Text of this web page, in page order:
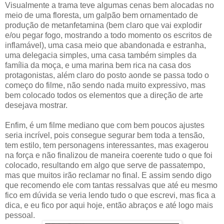
Visualmente a trama teve algumas cenas bem alocadas no
meio de uma floresta, um galpão bem ornamentado de
produção de metanfetamina (bem claro que vai explodir
e/ou pegar fogo, mostrando a todo momento os escritos de
inflamável), uma casa meio que abandonada e estranha,
uma delegacia simples, uma casa também simples da
família da moça, e uma marina bem rica na casa dos
protagonistas, além claro do posto aonde se passa todo o
começo do filme, não sendo nada muito expressivo, mas
bem colocado todos os elementos que a direção de arte
desejava mostrar.
Enfim, é um filme mediano que com bem poucos ajustes
seria incrível, pois consegue segurar bem toda a tensão,
tem estilo, tem personagens interessantes, mas exagerou
na força e não finalizou de maneira coerente tudo o que foi
colocado, resultando em algo que serve de passatempo,
mas que muitos irão reclamar no final. E assim sendo digo
que recomendo ele com tantas ressalvas que até eu mesmo
fico em dúvida se veria lendo tudo o que escrevi, mas fica a
dica, e eu fico por aqui hoje, então abraços e até logo mais
pessoal.